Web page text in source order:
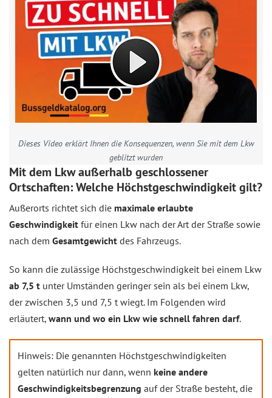
Dieses Video erklärt Ihnen die Konsequenzen, wenn Sie mit dem Lkw
geblitzt wurden
Mit dem Lkw außerhalb geschlossener
Ortschaften: Welche Höchstgeschwindigkeit gilt?
Außerorts richtet sich die maximale erlaubte
Geschwindigkeit für einen Lkw nach der Art der Straße sowie
nach dem Gesamtgewicht des Fahrzeugs.
So kann die zulässige Höchstgeschwindigkeit bei einem Lkw
ab 7,5 t unter Umständen geringer sein als bei einem Lkw,
der zwischen 3,5 und 7,5 t wiegt. Im Folgenden wird
erläutert, wann und wo ein Lkw wie schnell fahren darf.
Hinweis: Die genannten Höchstgeschwindigkeiten
gelten natürlich nur dann, wenn keine andere
Geschwindigkeitsbegrenzung auf der Straße besteht, die